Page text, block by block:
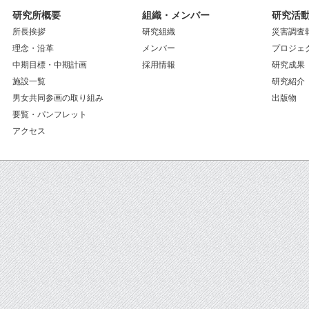
研究所概要
所長挨拶
理念・沿革
中期目標・中期計画
施設一覧
男女共同参画の取り組み
要覧・パンフレット
アクセス
組織・メンバー
研究組織
メンバー
採用情報
研究活
災害調査
プロジェ
研究成果
研究紹介
出版物